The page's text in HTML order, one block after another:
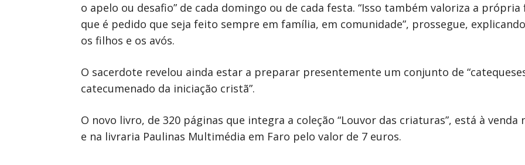
o apelo ou desafio” de cada domingo ou de cada festa. “Isso também valoriza a
que é pedido que seja feito sempre em família, em comunidade”, prossegue,
os filhos e os avós.
O sacerdote revelou ainda estar a preparar presentemente um conjunto de
catecumenado da iniciação cristã”.
O novo livro, de 320 páginas que integra a coleção “Louvor das criaturas”, está à venda
e na livraria Paulinas Multimédia em Faro pelo valor de 7 euros.